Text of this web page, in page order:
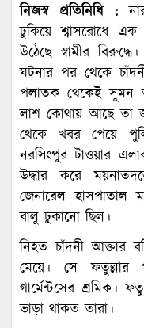
নিজস্ব প্রতিনিধি :
ঢুকিয়ে শ্বাসরোধে এক
উঠেছে স্বামীর
ঘটনার পর থেকে
পলাতক থেকেই সুমন
লাশ কোথায় আছে তা
থেকে খবর পেয়ে
নরসিংপুর টাওয়ার
উদ্ধার করে
জেনারেল হাসপাতাল
বালু ঢুকানো ছিল।
নিহত চাঁদনী আক্তার
মেয়ে। সে ফতুল্লার
গার্মেন্টসের শ্রমিক।
ভাড়া থাকত তারা।